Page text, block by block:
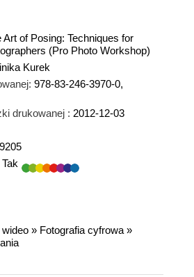
Art of Posing: Techniques for
(Pro Photo Workshop)
Kurek
978-83-246-3970-0,
drukowanej : 2012-12-03
9205
Tak
wideo » Fotografia cyfrowa»